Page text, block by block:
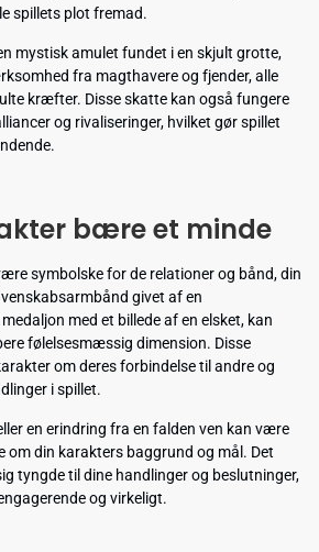
spillets plot fremad.
mystisk amulet fundet i en skjult grotte,
fra magthavere og fjender, alle
kræfter. Disse skatte kan også fungere
og rivaliseringer, hvilket gør spillet
bære et minde
symbolske for de relationer og bånd, din
givet af en
med et billede af en elsket, kan
følelsesmæssig dimension. Disse
om deres forbindelse til andre og
i spillet.
en erindring fra en falden ven kan være
om din karakters baggrund og mål. Det
tyngde til dine handlinger og beslutninger,
og virkeligt.